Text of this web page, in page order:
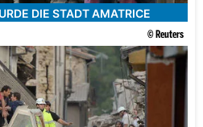
DIE STADT AMATRICE
© Reuters